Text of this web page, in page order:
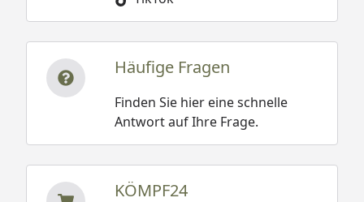
Häufige Fragen
Finden Sie hier eine schnelle
Antwort auf Ihre Frage.
KÖMPF24